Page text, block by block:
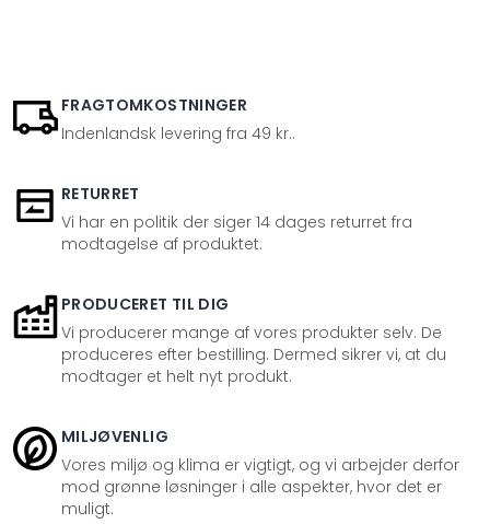
FRAGTOMKOSTNINGER
Indenlandsk levering fra 49 kr..
RETURRET
Vi har en politik der siger 14 dages returret fra
modtagelse af produktet.
PRODUCERET TIL DIG
Vi producerer mange af vores produkter selv. De
produceres efter bestilling. Dermed sikrer vi, at du
modtager et helt nyt produkt.
MILJØVENLIG
Vores miljø og klima er vigtigt, og vi arbejder derfor
mod grønne løsninger i alle aspekter, hvor det er
muligt.